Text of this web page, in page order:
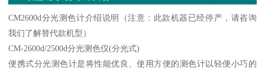
CM2600d分光测色计介绍说明（注意：此款机器已经停产，请咨询
我们了解替代款机型）
CM-2600d/2500d分光测色仪(分光式)
便携式分光测色计是将性能优良、使用方便的测色计以轻便小巧的